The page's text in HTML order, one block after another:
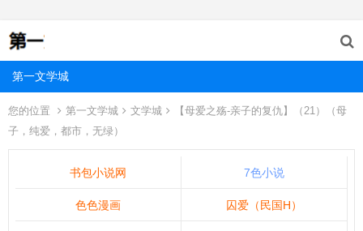
第一文学城
您的位置 第一文学城 文学城
【母爱之殇-亲子的复仇】（21）（母
子，纯爱，都市，无绿）
书包小说网 7色小说
色色漫画 囚爱（民国H）